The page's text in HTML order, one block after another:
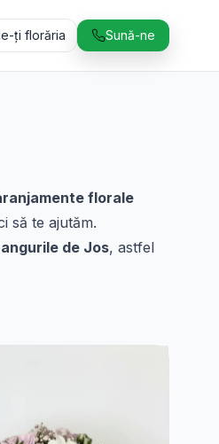
ți florăria Sună-ne
florale
să te ajutăm.
de Jos, astfel